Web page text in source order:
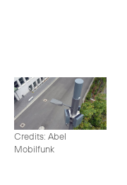
Credits: Abel
Mobilfunk